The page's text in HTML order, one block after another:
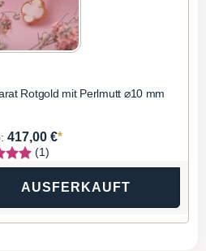
Rotgold mit Perlmutt ⌀10 mm
417,00 €*
(1)
AUSFERKAUFT